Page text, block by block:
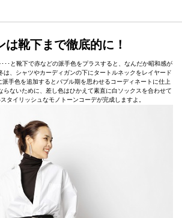
靴下まで徹底的に！
･･と靴下で赤などの派手色をプラスすると、なんだか昭和感が
は、シャツやカーディガンの下にタートルネックをレイヤード
手色を追加するとバブル期を思わせるコーディネートに仕上
らないために、差し色はひかえて素直に白ソックスを合わせて
タイリッシュなモノトーンコーデが完成しますよ。